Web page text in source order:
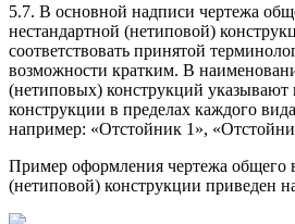
5.7. В основной надписи чертежа
нестандартной (нетиповой)
соответствовать принятой
возможности кратким. В
(нетиповых) конструкций
конструкции в пределах каждого
например: «Отстойник 1»,
Пример оформления чертежа общего
(нетиповой) конструкции приведен